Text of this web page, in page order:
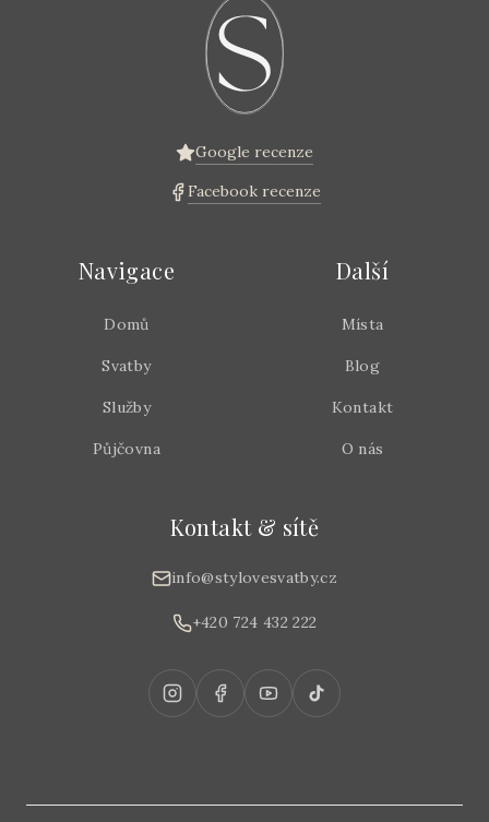
Google recenze
Facebook recenze
Navigace
Domů
Svatby
Služby
Půjčovna
Další
Místa
Blog
Kontakt
O nás
Kontakt & sítě
info@stylovesvatby.cz
+420 724 432 222